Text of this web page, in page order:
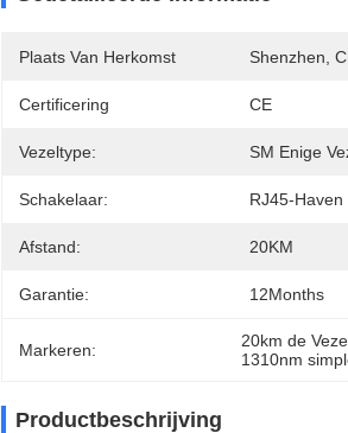
Plaats Van Herkomst Shenzhen,
Certificering CE
Vezeltype: SM Enige
Schakelaar: RJ45-Haven
Afstand: 20KM
Garantie: 12Months
Markeren: 20km de
1310nm
Productbeschrijving